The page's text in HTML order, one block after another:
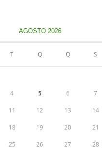
AGOSTO 2026
T Q Q S
4 5 6 7
11 12 13 14
18 19 20 21
25 26 27 28